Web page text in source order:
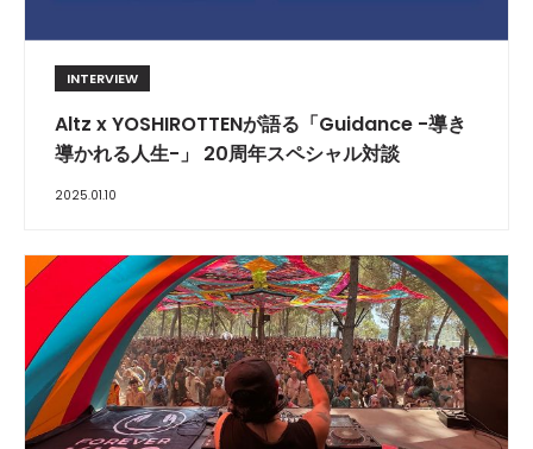
INTERVIEW
Altz x YOSHIROTTENが語る「Guidance -導き
導かれる人生-」 20周年スペシャル対談
2025.01.10